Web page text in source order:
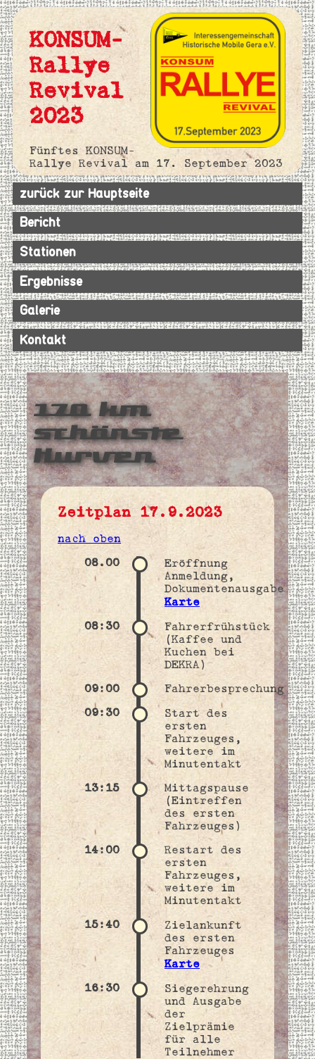
KONSUM-
Rallye
Revival
2023
Fünftes KONSUM-
Rallye Revival am 17. September 2023
zurück zur Hauptseite
Bericht
Stationen
Ergebnisse
Galerie
Kontakt
170 km
schönste
Kurven
Zeitplan 17.9.2023
nach oben
08.00
Eröffnung
Anmeldung,
Dokumentenausgabe
Karte
08:30
Fahrerfrühstück
(Kaffee und
Kuchen bei
DEKRA)
09:00
Fahrerbesprechung
09:30
Start des
ersten
Fahrzeuges,
weitere im
Minutentakt
13:15
Mittagspause
(Eintreffen
des ersten
Fahrzeuges)
14:00
Restart des
ersten
Fahrzeuges,
weitere im
Minutentakt
15:40
Zielankunft
des ersten
Fahrzeuges
Karte
16:30
Siegerehrung
und Ausgabe
der
Zielprämie
für alle
Teilnehmer